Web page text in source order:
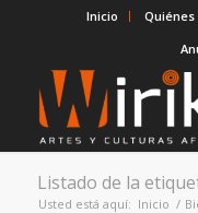
Inicio
Listado de la
Usted está aquí: Inicio /